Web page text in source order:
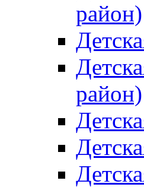
район)
район)